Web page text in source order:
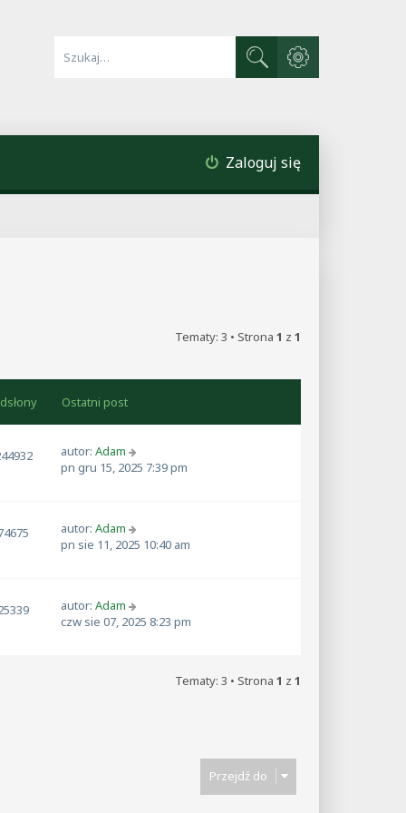
Szukaj
Wyszukiwanie
Zaloguj się
Tematy: 3 • Strona 1 z 1
Ostatni post
autor: Adam
pn gru 15, 2025 7:39 pm
autor: Adam
pn sie 11, 2025 10:40 am
autor: Adam
czw sie 07, 2025 8:23 pm
Tematy: 3 • Strona 1 z 1
Przejdź do